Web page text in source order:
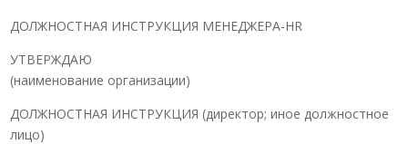
ДОЛЖНОСТНАЯ ИНСТРУКЦИЯ МЕНЕДЖЕРА-HR
УТВЕРЖДАЮ
(наименование организации)
ДОЛЖНОСТНАЯ ИНСТРУКЦИЯ (директор; иное должностное
лицо)